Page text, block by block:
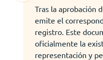
Tras la aprobación
emite el
registro. Este
oficialmente la
representación y